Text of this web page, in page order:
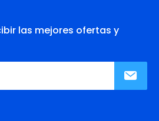
las mejores ofertas y